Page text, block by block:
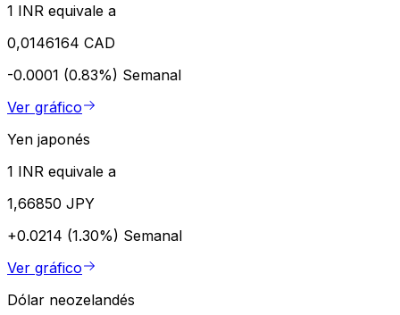
1 INR equivale a
0,0146164 CAD
-0.0001 (0.83%) Semanal
Ver gráfico
Yen japonés
1 INR equivale a
1,66850 JPY
+0.0214 (1.30%) Semanal
Ver gráfico
Dólar neozelandés